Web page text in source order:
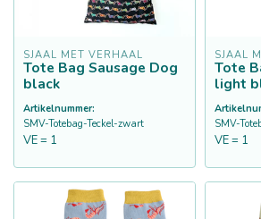
SJAAL MET VERHAAL
Tote Bag Sausage Dog
black
Artikelnummer:
SMV-Totebag-Teckel-zwart
VE = 1
SJAAL
Tote
light
SMV-
VE = 1